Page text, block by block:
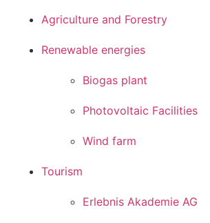
Agriculture and Forestry
Renewable energies
Biogas plant
Photovoltaic Facilities
Wind farm
Tourism
Erlebnis Akademie AG